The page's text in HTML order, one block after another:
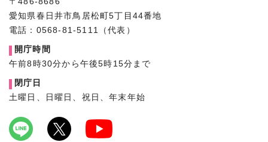
愛知県春日井市鳥居松町5丁目44番地
電話：0568-81-5111（代表）
開庁時間
午前8時30分から午後5時15分まで
閉庁日
土曜日、日曜日、祝日、年末年始